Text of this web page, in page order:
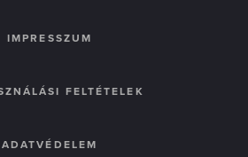
IMPRESSZUM
FELTÉTELEK
ADATVÉDELEM